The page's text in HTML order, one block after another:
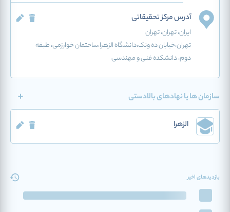
آدرس مرکز تحقیقاتی
ایران، تهران، تهران
تهران،خیابان ده ونک،دانشگاه الزهرا،ساختمان خوارزمی، طبقه
دوم، دانشکده فنی و مهندسی
سازمان ها یا نهادهای بالادستی
الزهرا
بازدیدهای اخیر